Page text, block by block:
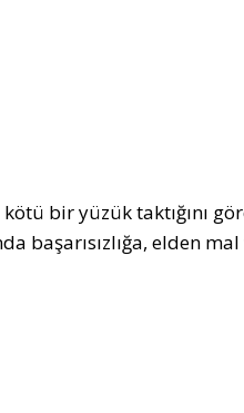
bir yüzük taktığını
başarısızlığa, elden